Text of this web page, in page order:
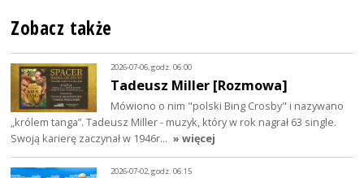
Zobacz także
2026-07-06, godz. 06:00
Tadeusz Miller [Rozmowa]
Mówiono o nim "polski Bing Crosby" i nazywano
„królem tanga”. Tadeusz Miller - muzyk, który w rok nagrał 63 single.
Swoją karierę zaczynał w 1946r… » więcej
2026-07-02, godz. 06:15